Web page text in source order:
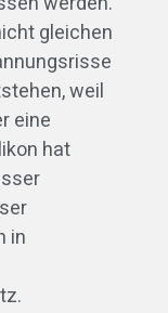
gleichen
weil
eine
hat
in